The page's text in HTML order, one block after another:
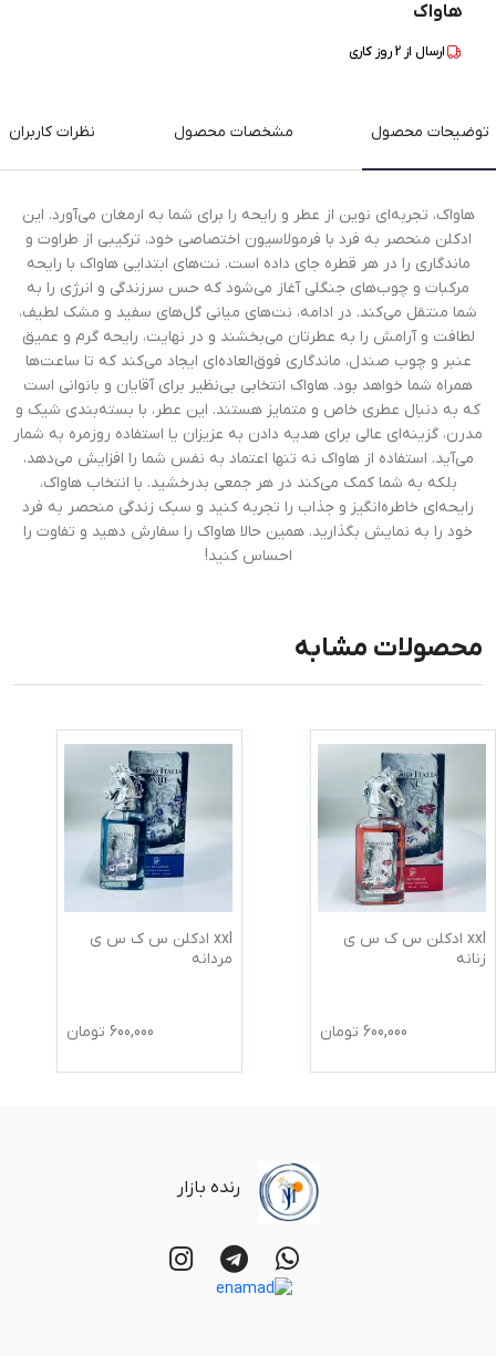
هاواک
ارسال از 2روز کاری
توضیحات محصول مشخصات محصول نظرات کاربران
هاواک، تجربه‌ای نوین از عطر و رایحه را برای شما به ارمغان می‌آورد. این
ادکلن منحصر به فرد با فرمولاسیون اختصاصی خود، ترکیبی از طراوت و
ماندگاری را در هر قطره جای داده است. نت‌های ابتدایی هاواک با رایحه
مرکبات و چوب‌های جنگلی آغاز می‌شود که حس سرزندگی و انرژی را به
شما منتقل می‌کند. در ادامه، نت‌های میانی گل‌های سفید و مشک لطیف،
لطافت و آرامش را به عطرتان می‌بخشند و در نهایت، رایحه گرم و عمیق
عنبر و چوب صندل، ماندگاری فوق‌العاده‌ای ایجاد می‌کند که تا ساعت‌ها
همراه شما خواهد بود. هاواک انتخابی بی‌نظیر برای آقایان و بانوانی است
که به دنبال عطری خاص و متمایز هستند. این عطر، با بسته‌بندی شیک و
مدرن، گزینه‌ای عالی برای هدیه دادن به عزیزان یا استفاده روزمره به شمار
می‌آید. استفاده از هاواک نه تنها اعتماد به نفس شما را افزایش می‌دهد،
بلکه به شما کمک می‌کند در هر جمعی بدرخشید. با انتخاب هاواک،
رایحه‌ای خاطره‌انگیز و جذاب را تجربه کنید و سبک زندگی منحصر به فرد
خود را به نمایش بگذارید. همین حالا هاواک را سفارش دهید و تفاوت را
احساس کنید!
محصولات مشابه
xxl ادکلن س ک س ی
زنانه
600,000 تومان
xxl ادکلن س ک س ی
مردانه
600,000 تومان
رنده بازار